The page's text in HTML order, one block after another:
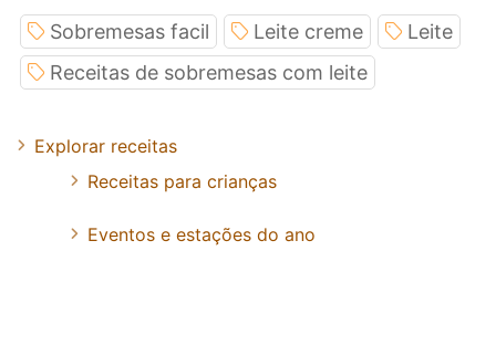
Sobremesas facil Leite creme
Leite
Receitas de sobremesas com leite
Explorar receitas
Receitas para crianças
Eventos e estações do ano